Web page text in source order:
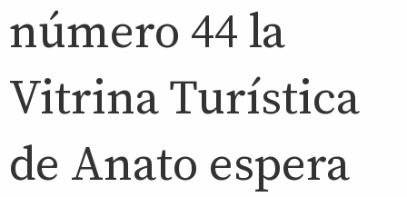
número 44 la
Vitrina Turística
de Anato espera